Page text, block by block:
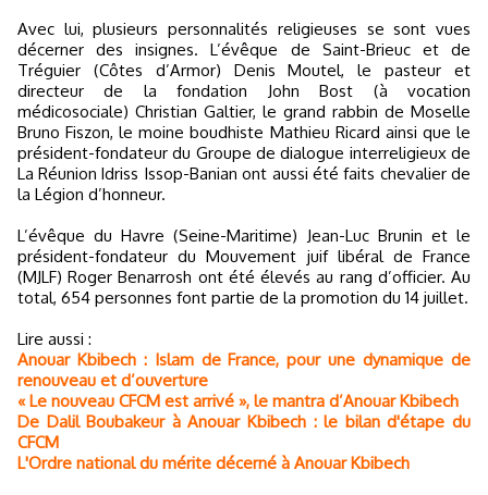
Avec lui, plusieurs personnalités religieuses se sont vues
décerner des insignes. L’évêque de Saint-Brieuc et de
Tréguier (Côtes d’Armor) Denis Moutel, le pasteur et
directeur de la fondation John Bost (à vocation
médicosociale) Christian Galtier, le grand rabbin de Moselle
Bruno Fiszon, le moine boudhiste Mathieu Ricard ainsi que le
président-fondateur du Groupe de dialogue interreligieux de
La Réunion Idriss Issop-Banian ont aussi été faits chevalier de
la Légion d’honneur.
L’évêque du Havre (Seine-Maritime) Jean-Luc Brunin et le
président-fondateur du Mouvement juif libéral de France
(MJLF) Roger Benarrosh ont été élevés au rang d’officier. Au
total, 654 personnes font partie de la promotion du 14 juillet.
Lire aussi :
Anouar Kbibech : Islam de France, pour une dynamique de
renouveau et d’ouverture
« Le nouveau CFCM est arrivé », le mantra d’Anouar Kbibech
De Dalil Boubakeur à Anouar Kbibech : le bilan d'étape du
CFCM
L'Ordre national du mérite décerné à Anouar Kbibech